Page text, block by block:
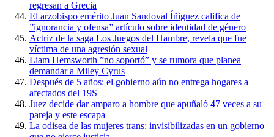
regresan a Grecia
El arzobispo emérito Juan Sandoval Íñiguez califica de
”ignorancia y ofensa” artículo sobre identidad de género
Actriz de la saga Los Juegos del Hambre, revela que fue
víctima de una agresión sexual
Liam Hemsworth ”no soportó” y se rumora que planea
demandar a Miley Cyrus
Después de 5 años: el gobierno aún no entrega hogares a
afectados del 19S
Juez decide dar amparo a hombre que apuñaló 47 veces a su
pareja y este escapa
La odisea de las mujeres trans: invisibilizadas en un gobierno